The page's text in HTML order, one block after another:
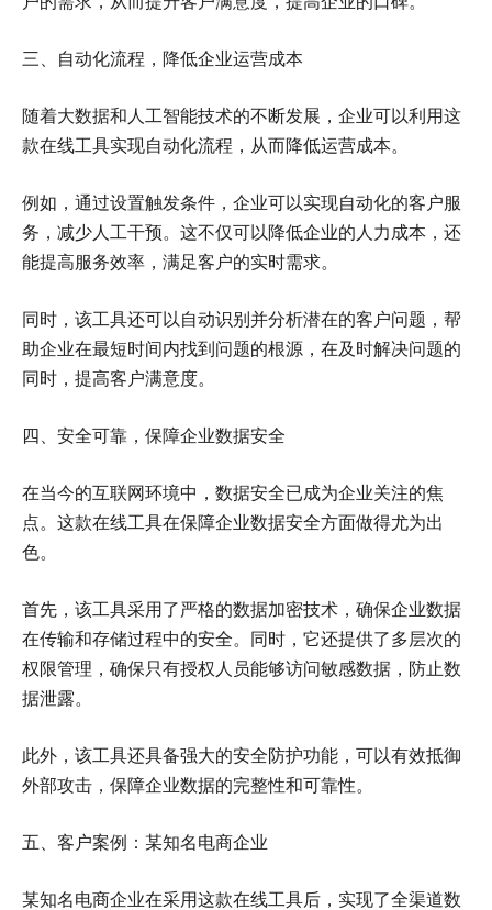
三、自动化流程，降低企业运营成本
随着大数据和人工智能技术的不断发展，企业可以利用这
款在线工具实现自动化流程，从而降低运营成本。
例如，通过设置触发条件，企业可以实现自动化的客户服
务，减少人工干预。这不仅可以降低企业的人力成本，还
能提高服务效率，满足客户的实时需求。
同时，该工具还可以自动识别并分析潜在的客户问题，帮
助企业在最短时间内找到问题的根源，在及时解决问题的
同时，提高客户满意度。
四、安全可靠，保障企业数据安全
在当今的互联网环境中，数据安全已成为企业关注的焦
点。这款在线工具在保障企业数据安全方面做得尤为出
色。
首先，该工具采用了严格的数据加密技术，确保企业数据
在传输和存储过程中的安全。同时，它还提供了多层次的
权限管理，确保只有授权人员能够访问敏感数据，防止数
据泄露。
此外，该工具还具备强大的安全防护功能，可以有效抵御
外部攻击，保障企业数据的完整性和可靠性。
五、客户案例：某知名电商企业
某知名电商企业在采用这款在线工具后，实现了全渠道数